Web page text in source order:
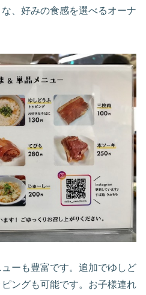
、好みの食感を選べるオーナ
ーも豊富です。追加でゆしど
ングも可能です。お子様連れ